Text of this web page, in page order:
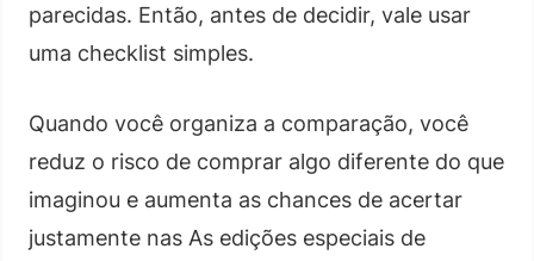
parecidas. Então, antes de decidir, vale usar
uma checklist simples.
Quando você organiza a comparação, você
reduz o risco de comprar algo diferente do que
imaginou e aumenta as chances de acertar
justamente nas As edições especiais de